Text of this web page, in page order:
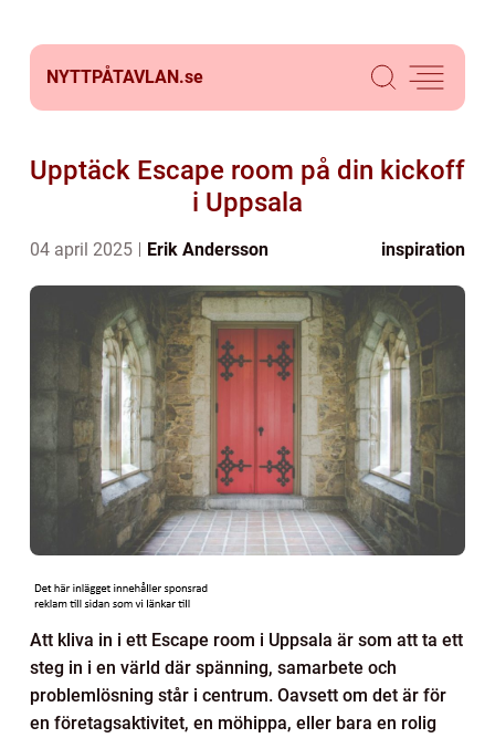
NYTTPÅTAVLAN.se
Upptäck Escape room på din kickoff
i Uppsala
04 april 2025 Erik Andersson inspiration
Att kliva in i ett Escape room i Uppsala är som att ta ett
steg in i en värld där spänning, samarbete och
problemlösning står i centrum. Oavsett om det är för
en företagsaktivitet, en möhippa, eller bara en rolig